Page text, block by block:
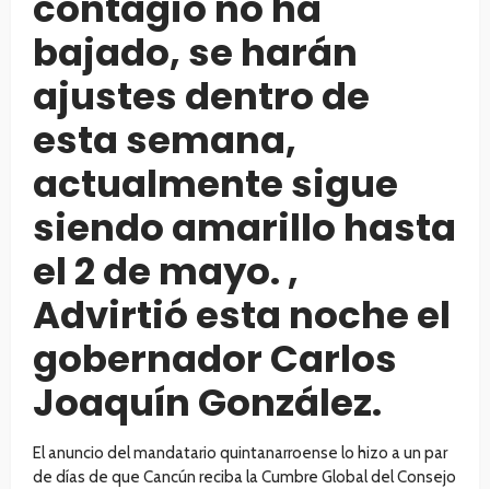
bajado, se harán
ajustes dentro de
esta semana,
actualmente sigue
siendo amarillo hasta
el 2 de mayo. ,
Advirtió esta noche el
gobernador Carlos
Joaquín González.
El anuncio del mandatario quintanarroense lo hizo a un par
de días de que Cancún reciba la Cumbre Global del Consejo